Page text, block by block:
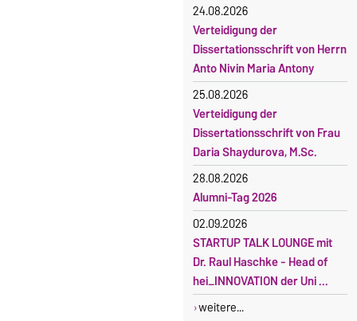
24.08.2026
Verteidigung der
Dissertationsschrift von Herrn
Anto Nivin Maria Antony
25.08.2026
Verteidigung der
Dissertationsschrift von Frau
Daria Shaydurova, M.Sc.
28.08.2026
Alumni-Tag 2026
02.09.2026
STARTUP TALK LOUNGE mit
Dr. Raul Haschke - Head of
hei_INNOVATION der Uni ...
weitere...